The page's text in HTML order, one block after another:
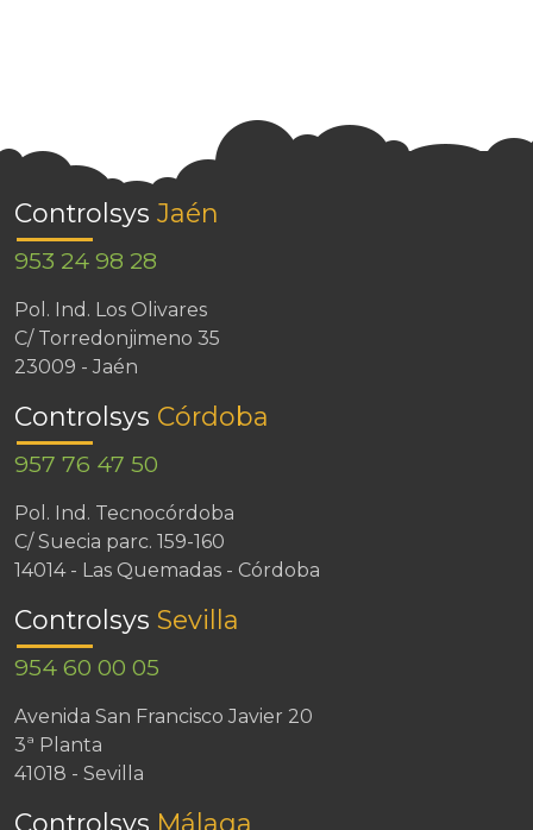
Controlsys Jaén
953 24 98 28
Pol. Ind. Los Olivares
C/ Torredonjimeno 35
23009 - Jaén
Controlsys Córdoba
957 76 47 50
Pol. Ind. Tecnocórdoba
C/ Suecia parc. 159-160
14014 - Las Quemadas - Córdoba
Controlsys Sevilla
954 60 00 05
Avenida San Francisco Javier 20
3ª Planta
41018 - Sevilla
Controlsys Málaga